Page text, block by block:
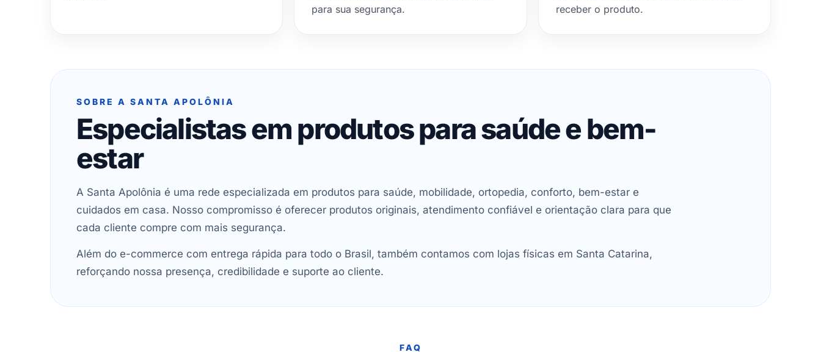
para sua segurança.
receber o produto.
SOBRE A SANTA APOLÔNIA
Especialistas em produtos para saúde e bem-
estar
A Santa Apolônia é uma rede especializada em produtos para saúde, mobilidade, ortopedia, conforto, bem-estar e
cuidados em casa. Nosso compromisso é oferecer produtos originais, atendimento confiável e orientação clara para que
cada cliente compre com mais segurança.
Além do e-commerce com entrega rápida para todo o Brasil, também contamos com lojas físicas em Santa Catarina,
reforçando nossa presença, credibilidade e suporte ao cliente.
FAQ